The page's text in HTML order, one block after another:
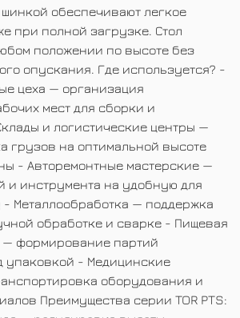
обеспечивают легкое
при полной загрузке. Стол
положении по высоте без
опускания. Где используется? -
цеха — организация
мест для сборки и
и логистические центры —
грузов на оптимальной высоте
- Авторемонтные мастерские —
и инструмента на удобную для
- Металлообработка — поддержка
обработке и сварке - Пищевая
— формирование партий
упаковкой - Медицинские
оборудования и
Преимущества серии TOR PTS: